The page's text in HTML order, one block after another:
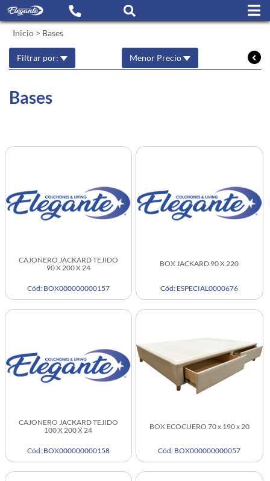
Inicio > Bases
Filtrar por: Menor Precio
Bases
CAJONERO JACKARD TEJIDO
90 X 200 X 24
Cód: BOX000000000157
BOX JACKARD 90 X 220
Cód: ESPECIAL0000676
CAJONERO JACKARD TEJIDO
100 X 200 X 24
Cód: BOX000000000158
BOX ECOCUERO 70 x 190 x 20
Cód: BOX000000000057